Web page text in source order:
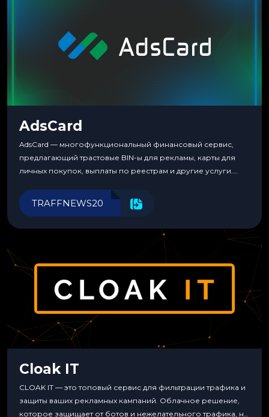
AdsCard
AdsCard — многофункциональный финансовый сервис,
предлагающий трастовые BIN-ы для рекламы, карты для
личных покупок, выплаты по реестрам и другие услуги.
инструменты для управления финансами.
TRAFFNEWS20
Cloak IT
CLOAK IT — это топовый сервис для фильтрации трафика и
защиты ваших рекламных кампаний. Облачное решение,
которое защищает от ботов и нежелательного трафика, не